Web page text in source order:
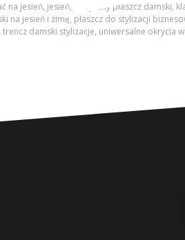
na jesień, jesień, klasyczny płaszcz damski,
na jesień i zimę, płaszcz do stylizacji
trencz damski stylizacje, uniwersalne okrycia